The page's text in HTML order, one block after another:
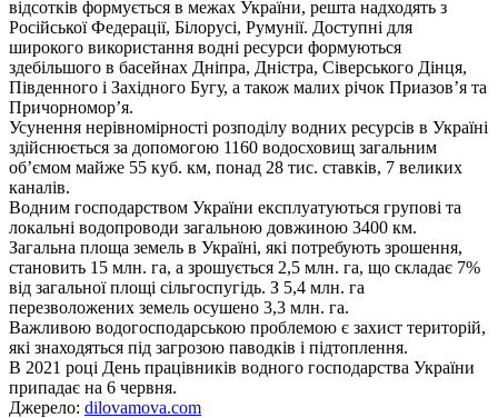
відсотків формується в межах України, решта надходять з
Російської Федерації, Білорусі, Румунії. Доступні для
широкого використання водні ресурси формуються
здебільшого в басейнах Дніпра, Дністра, Сіверського Дінця,
Південного і Західного Бугу, а також малих річок Приазов’я та
Причорномор’я.
Усунення нерівномірності розподілу водних ресурсів в Україні
здійснюється за допомогою 1160 водосховищ загальним
об’ємом майже 55 куб. км, понад 28 тис. ставків, 7 великих
каналів.
Водним господарством України експлуатуються групові та
локальні водопроводи загальною довжиною 3400 км.
Загальна площа земель в Україні, які потребують зрошення,
становить 15 млн. га, а зрошується 2,5 млн. га, що складає 7%
від загальної площі сільгоспугідь. З 5,4 млн. га
перезволожених земель осушено 3,3 млн. га.
Важливою водогосподарською проблемою є захист територій,
які знаходяться під загрозою паводків і підтоплення.
В 2021 році День працівників водного господарства України
припадає на 6 червня.
Джерело: dilovamova.com